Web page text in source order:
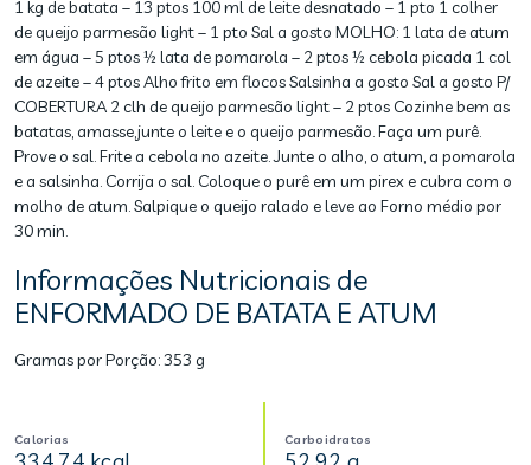
1 kg de batata – 13 ptos 100 ml de leite desnatado – 1 pto 1 colher
de queijo parmesão light – 1 pto Sal a gosto MOLHO: 1 lata de atum
em água – 5 ptos ½ lata de pomarola – 2 ptos ½ cebola picada 1 col
de azeite – 4 ptos Alho frito em flocos Salsinha a gosto Sal a gosto P/
COBERTURA 2 clh de queijo parmesão light – 2 ptos Cozinhe bem as
batatas, amasse,junte o leite e o queijo parmesão. Faça um purê.
Prove o sal. Frite a cebola no azeite. Junte o alho, o atum, a pomarola
e a salsinha. Corrija o sal. Coloque o purê em um pirex e cubra com o
molho de atum. Salpique o queijo ralado e leve ao Forno médio por
30 min.
Informações Nutricionais de
ENFORMADO DE BATATA E ATUM
Gramas por Porção:353 g
Calorias Carboidratos